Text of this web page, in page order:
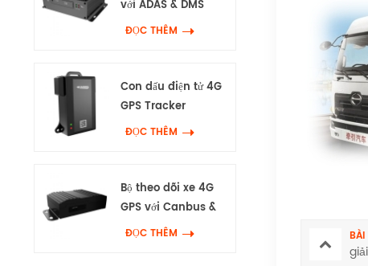
BÀI
với ADAS & DMS
ĐỌC THÊM
Con dấu điện tử 4G
GPS Tracker
ĐỌC THÊM
Bộ theo dõi xe 4G
GPS với Canbus &
Wifi
ĐỌC THÊM